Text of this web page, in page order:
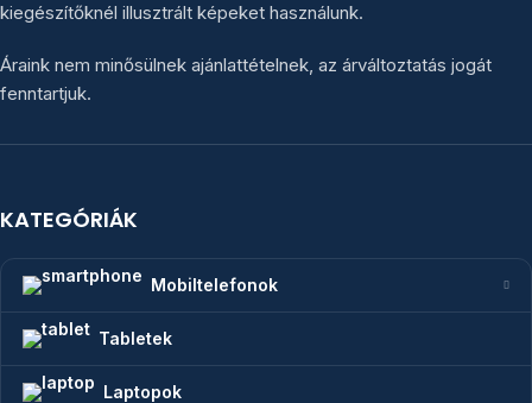
kiegészítőknél illusztrált képeket használunk.
Áraink nem minősülnek ajánlattételnek, az árváltoztatás jogát
fenntartjuk.
KATEGÓRIÁK
Mobiltelefonok
Tabletek
Laptopok